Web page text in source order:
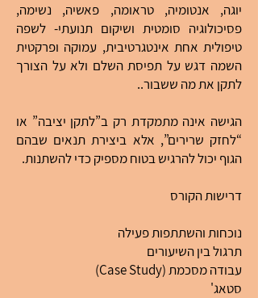
יוגה, אנטומיה, טראומה, פאשיה, נשימה,
פסיכולוגיה סומטית ושיקום תנועתי- לשפה
טיפולית אחת אינטגרטיבית, עמוקה ופרקטית
השמה דגש על תפיסת השלם ולא על הצורך
לתקן את מה ששבור..
הגישה אינה מתמקדת רק ב”לתקן יציבה” או
“לחזק שרירים”, אלא ביצירת תנאים שבהם
הגוף יכול להרגיש בטוח מספיק כדי להשתנות.
דרישות הקורס
נוכחות והשתתפות פעילה
תרגול בין השיעורים
עבודה מסכמת (Case Study)
סטאג'